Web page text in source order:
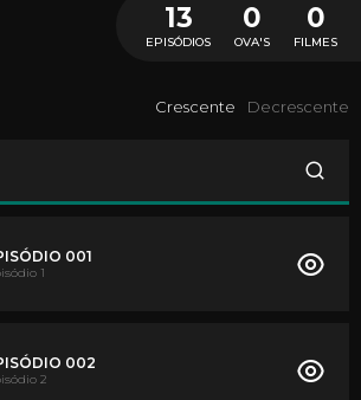
13
EPISÓDIOS
0
OVA'S
0
FILMES
Crescente Decrescente
001
1
002
2